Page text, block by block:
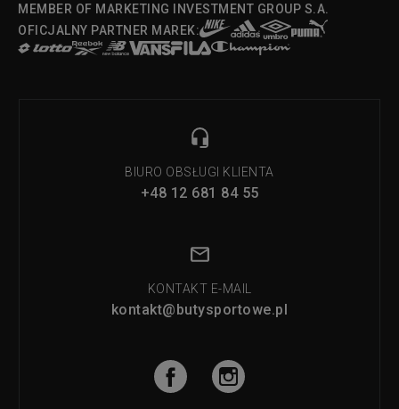
MEMBER OF MARKETING INVESTMENT GROUP S.A.
OFICJALNY PARTNER MAREK:
BIURO OBSŁUGI KLIENTA
+48 12 681 84 55
KONTAKT E-MAIL
kontakt@butysportowe.pl